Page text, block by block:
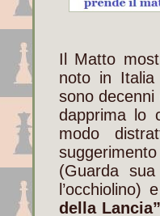
Il Matto
noto in
sono
dapprima lo
modo
(Guarda
della Lancia”